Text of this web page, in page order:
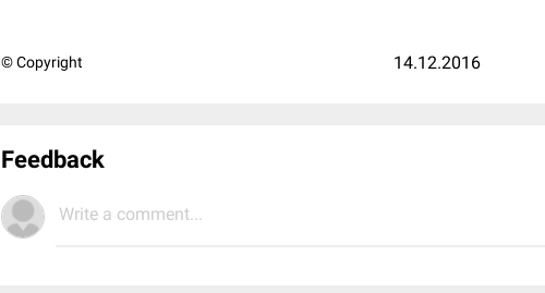
© Copyright 14.12.2016
Feedback
Write a comment...